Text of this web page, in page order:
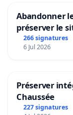
Abandonner
préserver le
266 signatures
6 Jul 2026
Préserver
Chaussée
227 signatures